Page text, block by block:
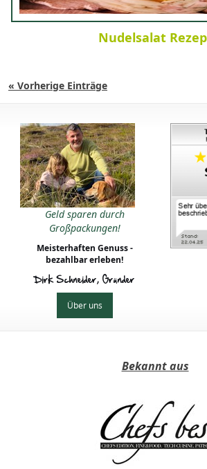
Nudelsalat
« Vorherige Einträge
Geld sparen durch
Großpackungen!
Meisterhaften Genuss -
bezahlbar erleben!
Dirk Schneider, Gründer
Über uns
Bekannt aus